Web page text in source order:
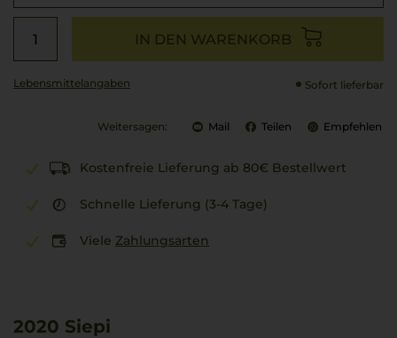
IN DEN WARENKORB
Lebensmittel­angaben Sofort lieferbar
Weitersagen: Mail Teilen Empfehlen
Kostenfreie Lieferung ab 80€ Bestellwert
Schnelle Lieferung (3-4 Tage)
Viele Zahlungsarten
2020 Siepi